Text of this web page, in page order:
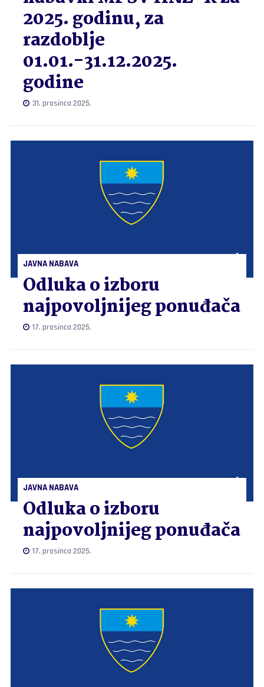
2025. godinu, za
razdoblje
01.01.-31.12.2025.
godine
31. prosinca 2025.
JAVNA NABAVA
Odluka o izboru
najpovoljnijeg ponuđača
17. prosinca 2025.
JAVNA NABAVA
Odluka o izboru
najpovoljnijeg ponuđača
17. prosinca 2025.